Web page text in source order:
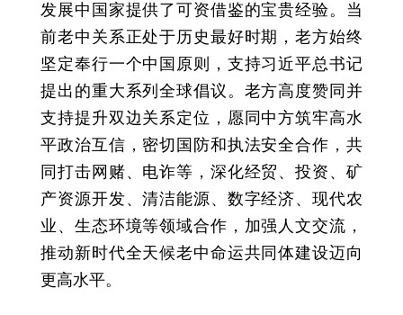
发展中国家提供了可资借鉴的宝贵经验。当
前老中关系正处于历史最好时期，老方始终
坚定奉行一个中国原则，支持习近平总书记
提出的重大系列全球倡议。老方高度赞同并
支持提升双边关系定位，愿同中方筑牢高水
平政治互信，密切国防和执法安全合作，共
同打击网赌、电诈等，深化经贸、投资、矿
产资源开发、清洁能源、数字经济、现代农
业、生态环境等领域合作，加强人文交流，
推动新时代全天候老中命运共同体建设迈向
更高水平。